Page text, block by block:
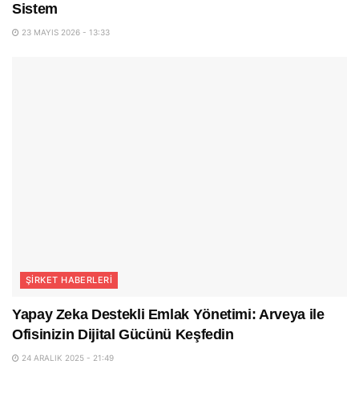
Sistem
23 MAYIS 2026 - 13:33
ŞIRKET HABERLERI
Yapay Zeka Destekli Emlak Yönetimi: Arveya ile
Ofisinizin Dijital Gücünü Keşfedin
24 ARALIK 2025 - 21:49